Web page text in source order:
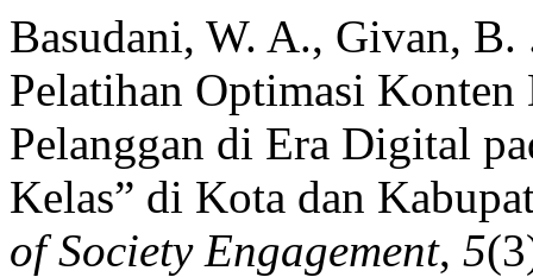
Basudani, W. A., Givan,
Pelatihan Optimasi
Pelanggan di Era Digital
Kelas” di Kota dan
of Society Engagement, 5